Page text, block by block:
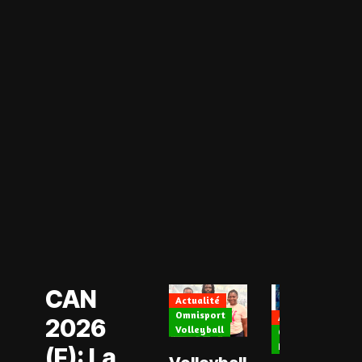
CAN
2026
Actualité
Omnisport
Volleyball
Actualité
CAN Féminine
Football Féminin